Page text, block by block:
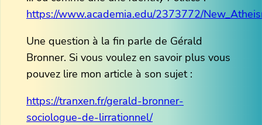
https://www.academia.edu/2373772/
Une question à la fin parle de Gérald
Bronner. Si vous voulez en savoir plus vous
pouvez lire mon article à son sujet :
https://tranxen.fr/gerald-bronner-
sociologue-de-lirrationnel/